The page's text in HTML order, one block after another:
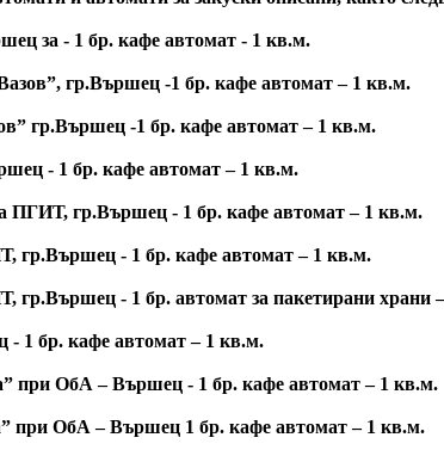
за - 1 бр. кафе автомат - 1 кв.м.
гр.Вършец -1 бр. кафе автомат – 1 кв.м.
гр.Вършец -1 бр. кафе автомат – 1 кв.м.
- 1 бр. кафе автомат – 1 кв.м.
ПГИТ, гр.Вършец - 1 бр. кафе автомат – 1 кв.м.
гр.Вършец - 1 бр. кафе автомат – 1 кв.м.
гр.Вършец - 1 бр. автомат за пакетирани храни
1 бр. кафе автомат – 1 кв.м.
при ОбА – Вършец - 1 бр. кафе автомат – 1 кв.м.
при ОбА – Вършец 1 бр. кафе автомат – 1 кв.м.